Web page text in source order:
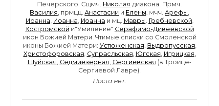
Печерского. Сщмч. Николая диакона. Прмч.
Василия, прмцц. Анастасии и Елены, мчч. Арефы,
Иоанна, Иоанна, Иоанна и мц. Мавры. Гребневской,
Костромской и"Умиление" Серафимо-Дивеевской
икон Божией Матери. Чтимые списки со Смоленской
иконы Божией Матери: Устюженская, Выдропусская,
Христофоровская, Супрасльская, Югская, Игрицкая,
Шуйская, Седмиезерная, Сергиевская (в Троице-
Сергиевой Лавре).
Поста нет.